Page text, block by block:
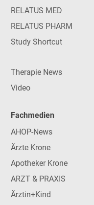
RELATUS MED
RELATUS PHARM
Study Shortcut
Therapie News
Video
Fachmedien
AHOP-News
Ärzte Krone
Apotheker Krone
ARZT & PRAXIS
Ärztin+Kind